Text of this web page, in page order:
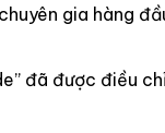
gia hàng
đã được điều